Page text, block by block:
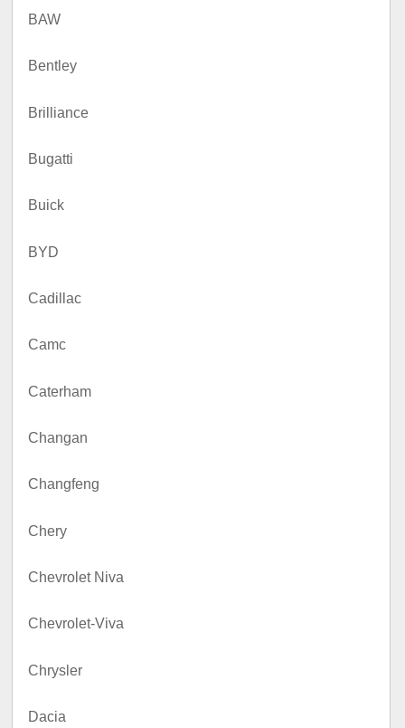
BAW
Bentley
Brilliance
Bugatti
Buick
BYD
Cadillac
Camc
Caterham
Changan
Changfeng
Chery
Chevrolet Niva
Chevrolet-Viva
Chrysler
Dacia